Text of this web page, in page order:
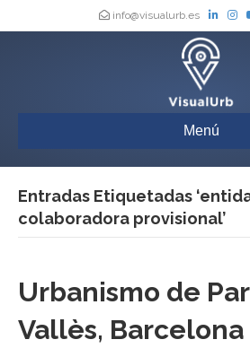
info@visualurb.es
Menú
Entradas Etiquetadas
colaboradora provisional’
Urbanismo de
Vallès, Barcelona